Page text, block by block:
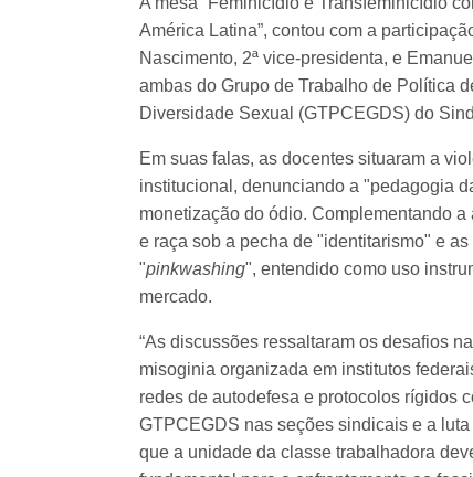
América Latina”, contou com a
Nascimento, 2ª vice-presidenta, e
ambas do Grupo de Trabalho de Política
Diversidade Sexual (GTPCEGDS) do
Em suas falas, as docentes situaram a
institucional, denunciando a "pedagogia
monetização do ódio. Complementando
e raça sob a pecha de "identitarismo" e
"pinkwashing", entendido como uso
mercado.
“As discussões ressaltaram os desafios
misoginia organizada em institutos
redes de autodefesa e protocolos rígidos
GTPCEGDS nas seções sindicais e a
que a unidade da classe trabalhadora